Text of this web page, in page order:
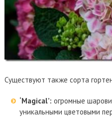
Существуют также сорта
‘Magical’: огромные
уникальными цветовыми